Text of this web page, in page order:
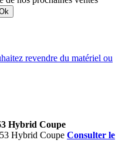
Hybrid Coupe
Consulter le